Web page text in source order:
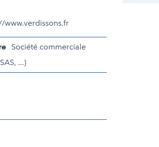
www.verdissons.fr
Société commerciale
...)